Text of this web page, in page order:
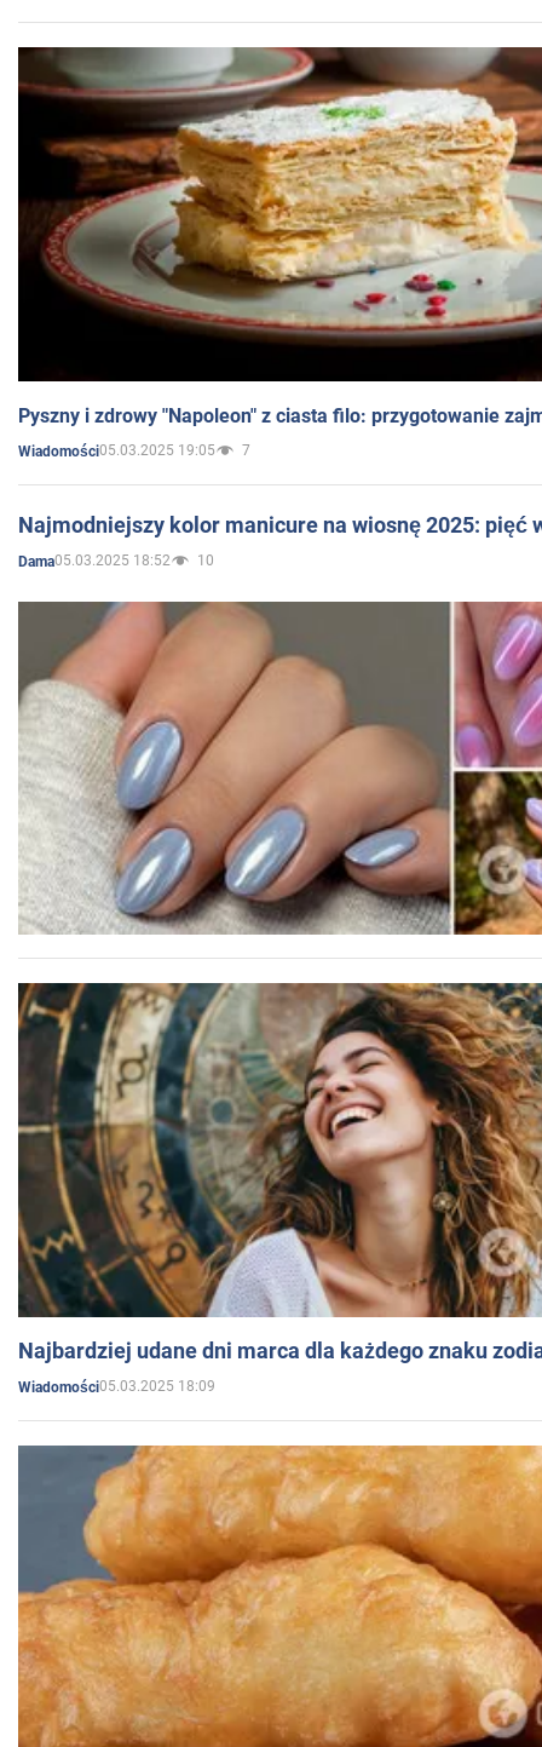
Pyszny i zdrowy "Napoleon" z ciasta filo: przygotowanie
Wiadomości05.03.2025 19:05 7
Najmodniejszy kolor manicure na wiosnę 2025: pięć
Dama05.03.2025 18:52 10
Najbardziej udane dni marca dla każdego znaku
Wiadomości05.03.2025 18:09